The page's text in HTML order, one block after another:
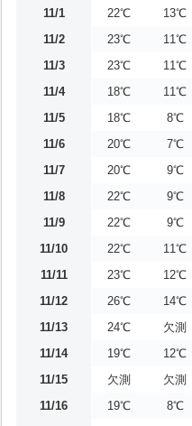
11/1
22℃ 13℃
11/2
23℃ 11℃
11/3
23℃ 11℃
11/4
18℃ 11℃
11/5
18℃ 8℃
11/6
20℃ 7℃
11/7
20℃ 9℃
11/8
22℃ 9℃
11/9
22℃ 9℃
11/10
22℃ 11℃
11/11
23℃ 12℃
11/12
26℃ 14℃
11/13
24℃ 欠測
11/14
19℃ 12℃
11/15
欠測 欠測
11/16
19℃ 8℃